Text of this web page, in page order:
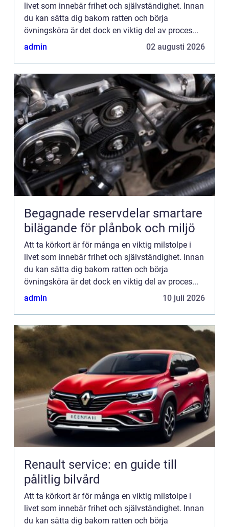
livet som innebär frihet och självständighet. Innan
du kan sätta dig bakom ratten och börja
övningsköra är det dock en viktig del av proces...
admin
02 augusti 2026
Begagnade reservdelar smartare
bilägande för plånbok och miljö
Att ta körkort är för många en viktig milstolpe i
livet som innebär frihet och självständighet. Innan
du kan sätta dig bakom ratten och börja
övningsköra är det dock en viktig del av proces...
admin
10 juli 2026
Renault service: en guide till
pålitlig bilvård
Att ta körkort är för många en viktig milstolpe i
livet som innebär frihet och självständighet. Innan
du kan sätta dig bakom ratten och börja